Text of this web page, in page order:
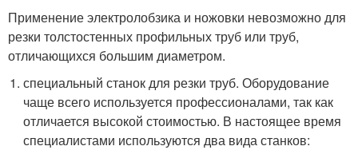
Применение электролобзика и ножовки невозможно для
резки толстостенных профильных труб или труб,
отличающихся большим диаметром.
специальный станок для резки труб. Оборудование
чаще всего используется профессионалами, так как
отличается высокой стоимостью. В настоящее время
специалистами используются два вида станков: